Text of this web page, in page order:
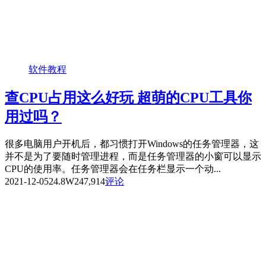
软件教程
查CPU占用这么好玩 超萌的CPU工具你
用过吗？
很多电脑用户开机后，都习惯打开Windows的任务管理器，这
并不是为了要随时管理进程，而是任务管理器的小窗可以显示
CPU的使用率。任务管理器会在任务栏显示一个动...
2021-12-0524.8W247,914评论